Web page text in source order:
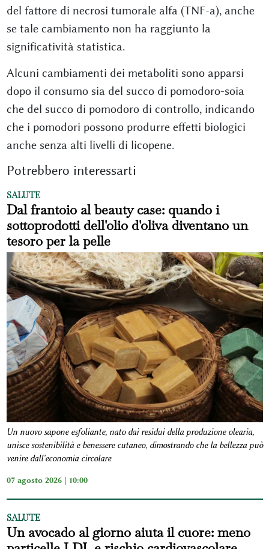
del fattore di necrosi tumorale alfa (TNF-a), anche
se tale cambiamento non ha raggiunto la
significatività statistica.
Alcuni cambiamenti dei metaboliti sono apparsi
dopo il consumo sia del succo di pomodoro-soia
che del succo di pomodoro di controllo, indicando
che i pomodori possono produrre effetti biologici
anche senza alti livelli di licopene.
Potrebbero interessarti
SALUTE
Dal frantoio al beauty case: quando i
sottoprodotti dell'olio d'oliva diventano un
tesoro per la pelle
Un nuovo sapone esfoliante, nato dai residui della produzione olearia,
unisce sostenibilità e benessere cutaneo, dimostrando che la bellezza può
venire dall'economia circolare
07 agosto 2026 | 10:00
SALUTE
Un avocado al giorno aiuta il cuore: meno